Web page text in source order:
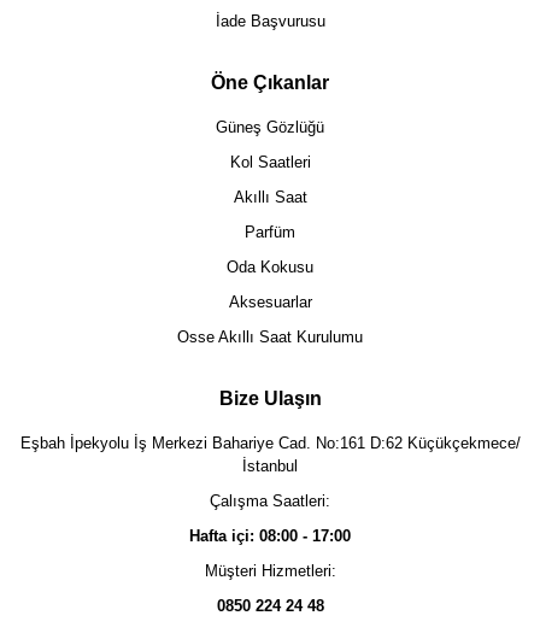
İade Başvurusu
Öne Çıkanlar
Güneş Gözlüğü
Kol Saatleri
Akıllı Saat
Parfüm
Oda Kokusu
Aksesuarlar
Osse Akıllı Saat Kurulumu
Bize Ulaşın
Eşbah İpekyolu İş Merkezi Bahariye Cad. No:161 D:62 Küçükçekmece/
İstanbul
Çalışma Saatleri:
Hafta içi: 08:00 - 17:00
Müşteri Hizmetleri:
0850 224 24 48